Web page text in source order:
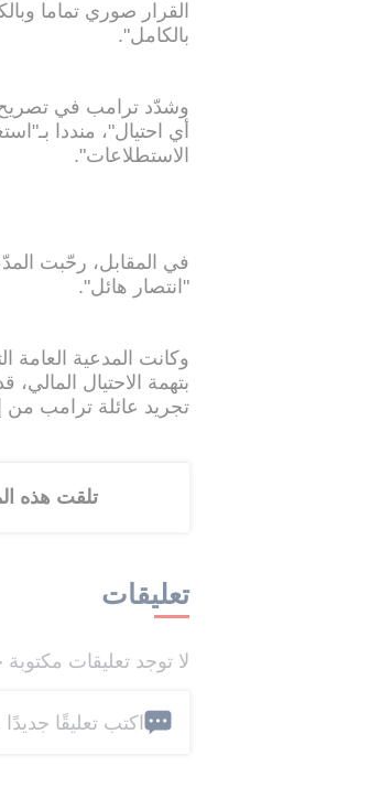
القرار صوري تماما
بالكامل".
وشدّد ترامب في تصريح
أي احتيال"، منددا
الاستطلاعات".
في المقابل، رحّبت
"انتصار هائل".
تجريد عائلة ترامب من
تلقت هذه
تعليقات
لا توجد تعليقات
اكتب تعليقًا